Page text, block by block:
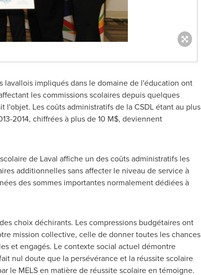
lavallois impliqués dans le domaine de l'éducation ont
les commissions scolaires depuis quelques
l'objet. Les coûts administratifs de la CSDL étant au plus
2014, chiffrées à plus de 10 M$, deviennent
de Laval affiche un des coûts administratifs les
additionnelles sans affecter le niveau de service à
des sommes importantes normalement dédiées à
choix déchirants. Les compressions budgétaires ont
mission collective, celle de donner toutes les chances
et engagés. Le contexte social actuel démontre
nul doute que la persévérance et la réussite scolaire
le MELS en matière de réussite scolaire en témoigne.